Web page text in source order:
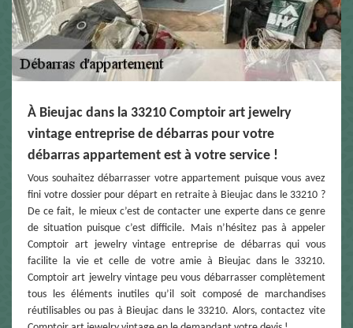
À Bieujac dans la 33210 Comptoir art jewelry
vintage entreprise de débarras pour votre
débarras appartement est à votre service !
Vous souhaitez débarrasser votre appartement puisque vous avez
fini votre dossier pour départ en retraite à Bieujac dans le 33210 ?
De ce fait, le mieux c’est de contacter une experte dans ce genre
de situation puisque c’est difficile. Mais n’hésitez pas à appeler
Comptoir art jewelry vintage entreprise de débarras qui vous
facilite la vie et celle de votre amie à Bieujac dans le 33210.
Comptoir art jewelry vintage peu vous débarrasser complètement
tous les éléments inutiles qu’il soit composé de marchandises
réutilisables ou pas à Bieujac dans le 33210. Alors, contactez vite